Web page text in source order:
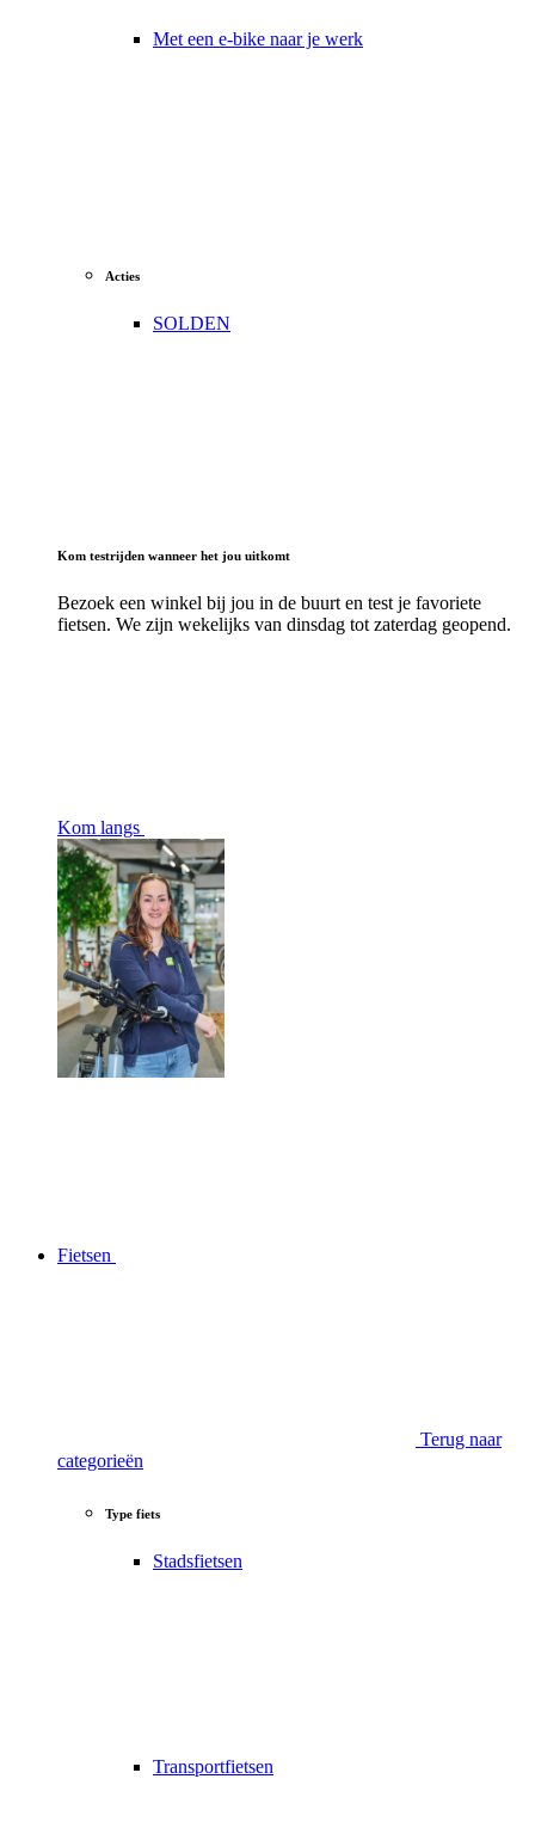
Met een e-bike naar je werk
Acties
SOLDEN
Kom testrijden wanneer het jou uitkomt
Bezoek een winkel bij jou in de buurt en test je favoriete
fietsen. We zijn wekelijks van dinsdag tot zaterdag geopend.
Kom langs
Fietsen
Terug naar
categorieën
Type fiets
Stadsfietsen
Transportfietsen